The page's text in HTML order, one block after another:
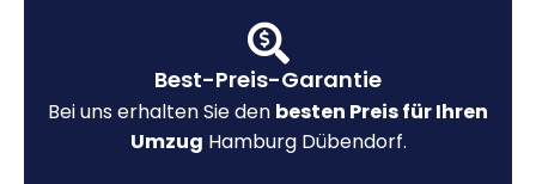
Best-Preis-Garantie
Bei uns erhalten Sie den besten Preis für Ihren
Umzug Hamburg Dübendorf.